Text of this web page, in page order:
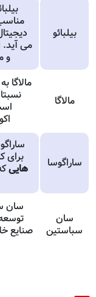
بیلبائو
می آید.
و
مالاگا
ساراگوسا
برای
هایی
سان
سباستین
سان
صنایع